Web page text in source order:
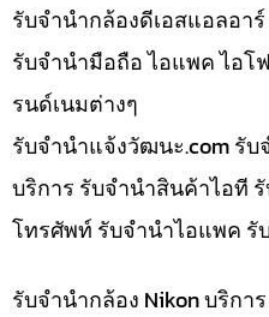
รับจำนำกล้องดีเอสแอลอา
รับจำนำมือถือ ไอแพค ไอ
รนด์เนมต่างๆ
รับจํานําแจ้งวัฒนะ.com รั
บริการ รับจำนำสินค้าไอที
โทรศัพท์ รับจำนำไอแพค รั
รับจำนำกล้อง Nikon บริก